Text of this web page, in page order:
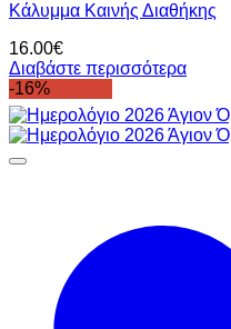
Κάλυμμα Καινής Διαθήκης
16.00€
Διαβάστε περισσότερα
-16%